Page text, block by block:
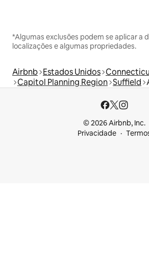
*Algumas exclusões podem se aplicar a
localizações e algumas propriedades.
Airbnb Estados Unidos
Capitol Planning Region Suffield
© 2026 Airbnb, Inc.
Privacidade